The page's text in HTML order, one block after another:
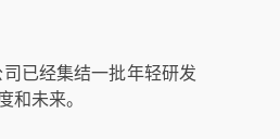
已经集结一批年轻研发
和未来。